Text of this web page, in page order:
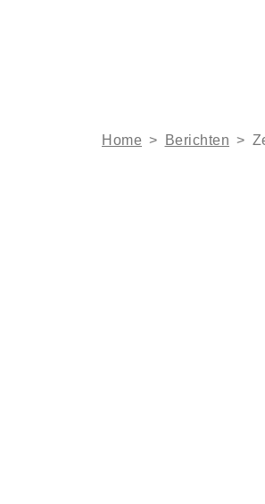
Home > Berichten >